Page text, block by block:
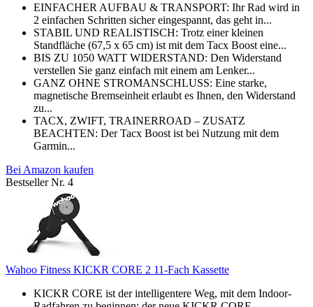
EINFACHER AUFBAU & TRANSPORT: Ihr Rad wird in
2 einfachen Schritten sicher eingespannt, das geht in...
STABIL UND REALISTISCH: Trotz einer kleinen
Standfläche (67,5 x 65 cm) ist mit dem Tacx Boost eine...
BIS ZU 1050 WATT WIDERSTAND: Den Widerstand
verstellen Sie ganz einfach mit einem am Lenker...
GANZ OHNE STROMANSCHLUSS: Eine starke,
magnetische Bremseinheit erlaubt es Ihnen, den Widerstand
zu...
TACX, ZWIFT, TRAINERROAD – ZUSATZ
BEACHTEN: Der Tacx Boost ist bei Nutzung mit dem
Garmin...
Bei Amazon kaufen
Bestseller Nr. 4
Wahoo Fitness KICKR CORE 2 11-Fach Kassette
KICKR CORE ist der intelligentere Weg, mit dem Indoor-